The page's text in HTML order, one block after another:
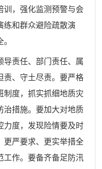
训，强化监测预警与会
练和群众避险疏散演
导责任、部门责任、属
责、守土尽责。要严格
制度，抓实抓细地质灾
治措施。要加大对地质
力度，发现险情要及时
更严要求、更实举措全
工作。要备齐备足防汛